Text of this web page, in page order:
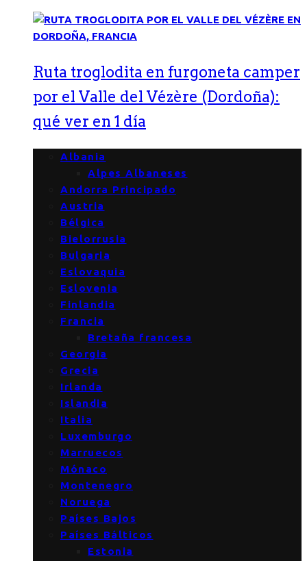
Ruta troglodita en furgoneta camper
por el Valle del Vézère (Dordoña):
qué ver en 1 día
Albania
Alpes Albaneses
Andorra Principado
Austria
Bélgica
Bielorrusia
Bulgaria
Eslovaquia
Eslovenia
Finlandia
Francia
Bretaña francesa
Georgia
Grecia
Irlanda
Islandia
Italia
Luxemburgo
Marruecos
Mónaco
Montenegro
Noruega
Países Bajos
Países Bálticos
Estonia